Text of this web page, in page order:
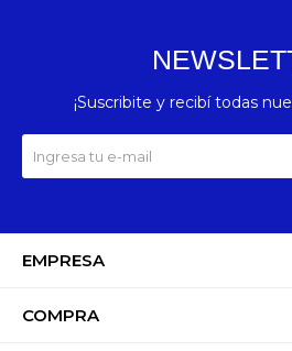
EMPRESA
COMPRA
¡Suscribite y recibí todas